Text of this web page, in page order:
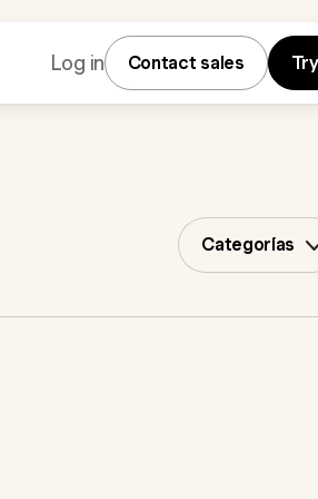
Log in Contact sales
Categorías